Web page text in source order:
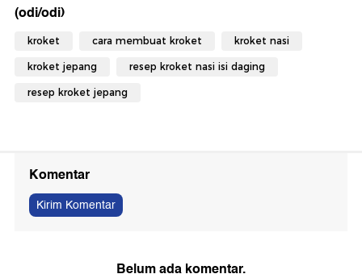
(odi/odi)
kroket cara membuat kroket kroket nasi
kroket jepang resep kroket nasi isi daging
resep kroket jepang
Komentar
Kirim Komentar
Belum ada komentar.